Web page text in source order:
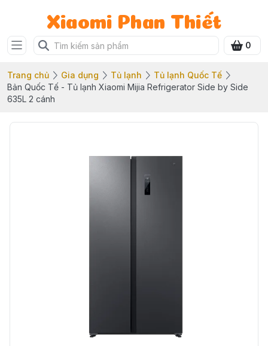
Xiaomi Phan Thiết
0
Trang chủ Gia dụng Tủ lạnh
Tủ lạnh Quốc Tế
Bản Quốc Tế - Tủ lạnh Xiaomi Mijia Refrigerator Side by Side
635L 2 cánh